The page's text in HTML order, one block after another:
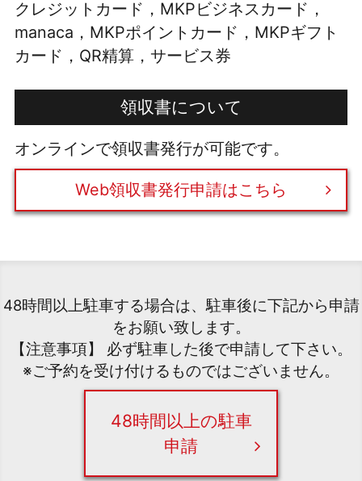
クレジットカード，MKPビジネスカード，
manaca，MKPポイントカード，MKPギフト
カード，QR精算，サービス券
領収書について
オンラインで領収書発行が可能です。
Web領収書発行申請はこちら
48時間以上駐車する場合は、駐車後に下記から申請
をお願い致します。
【注意事項】 必ず駐車した後で申請して下さい。
※ご予約を受け付けるものではございません。
48時間以上の駐車
申請